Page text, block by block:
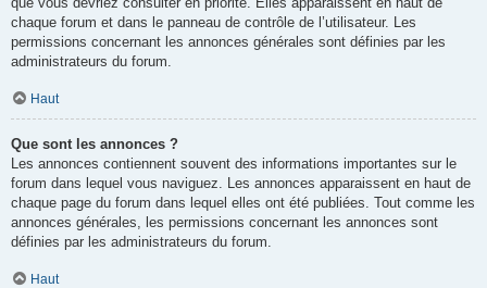
chaque forum et dans le panneau de contrôle de l’utilisateur. Les
permissions concernant les annonces générales sont définies par les
administrateurs du forum.
Haut
Que sont les annonces ?
Les annonces contiennent souvent des informations importantes sur le
forum dans lequel vous naviguez. Les annonces apparaissent en haut de
chaque page du forum dans lequel elles ont été publiées. Tout comme les
annonces générales, les permissions concernant les annonces sont
définies par les administrateurs du forum.
Haut